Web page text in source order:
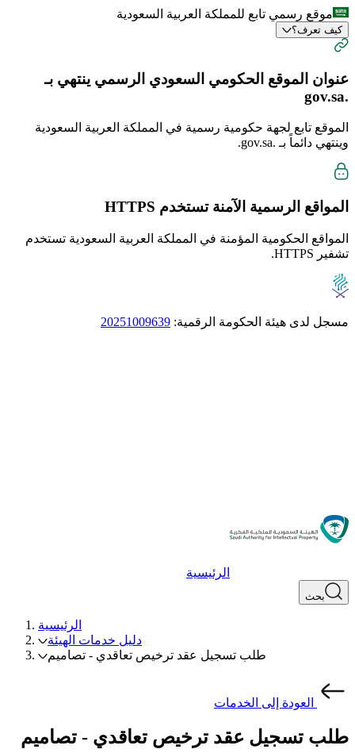
موقع رسمي تابع للمملكة العربية السعودية
كيف تعرف؟
عنوان الموقع الحكومي السعودي الرسمي ينتهي بـ
.gov.sa
الموقع تابع لجهة حكومية رسمية في المملكة العربية السعودية
وينتهي دائماً بـ .gov.sa
.
المواقع الرسمية الآمنة تستخدم HTTPS
المواقع الحكومية المؤمنة في المملكة العربية السعودية تستخدم
تشفير HTTPS.
مسجل لدى هيئة الحكومة الرقمية: 20251009639
الرئيسية
بحث
الرئيسية
دليل خدمات الهيئة
طلب تسجيل عقد ترخيص تعاقدي - تصاميم
العودة إلى الخدمات
طلب تسجيل عقد ترخيص تعاقدي - تصاميم